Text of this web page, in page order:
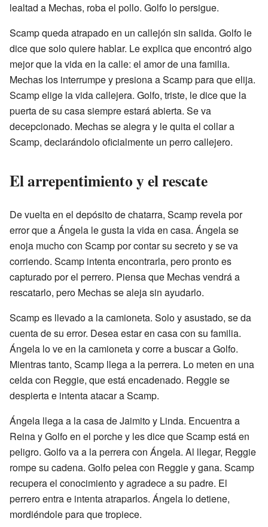
lealtad a Mechas, roba el pollo. Golfo lo persigue.
Scamp queda atrapado en un callejón sin salida. Golfo le
dice que solo quiere hablar. Le explica que encontró algo
mejor que la vida en la calle: el amor de una familia.
Mechas los interrumpe y presiona a Scamp para que elija.
Scamp elige la vida callejera. Golfo, triste, le dice que la
puerta de su casa siempre estará abierta. Se va
decepcionado. Mechas se alegra y le quita el collar a
Scamp, declarándolo oficialmente un perro callejero.
El arrepentimiento y el rescate
De vuelta en el depósito de chatarra, Scamp revela por
error que a Ángela le gusta la vida en casa. Ángela se
enoja mucho con Scamp por contar su secreto y se va
corriendo. Scamp intenta encontrarla, pero pronto es
capturado por el perrero. Piensa que Mechas vendrá a
rescatarlo, pero Mechas se aleja sin ayudarlo.
Scamp es llevado a la camioneta. Solo y asustado, se da
cuenta de su error. Desea estar en casa con su familia.
Ángela lo ve en la camioneta y corre a buscar a Golfo.
Mientras tanto, Scamp llega a la perrera. Lo meten en una
celda con Reggie, que está encadenado. Reggie se
despierta e intenta atacar a Scamp.
Ángela llega a la casa de Jaimito y Linda. Encuentra a
Reina y Golfo en el porche y les dice que Scamp está en
peligro. Golfo va a la perrera con Ángela. Al llegar, Reggie
rompe su cadena. Golfo pelea con Reggie y gana. Scamp
recupera el conocimiento y agradece a su padre. El
perrero entra e intenta atraparlos. Ángela lo detiene,
mordiéndole para que tropiece.